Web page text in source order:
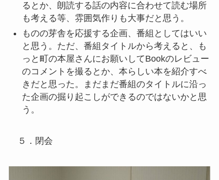
るとか、朗読する話の内容に合わせて読む場所
も考える等、雰囲気作りも大事だと思う。
ものの芽舎を応援する企画、番組としてはいい
と思う。ただ、番組タイトルから考えると、も
っと町の本屋さんにお願いしてBookのレビュー
のコメントを撮るとか、本らしい本を紹介すべ
きだと思った。まだまだ番組のタイトルに沿っ
た企画の掘り起こしができるのではないかと思
う。
５．閉会